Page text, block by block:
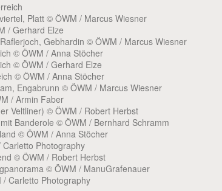
Platt © ÖWM / Marcus Wiesner
/ Gerhard Elze
Gebhardin © ÖWM / Marcus Wiesner
© ÖWM / Anna Stöcher
© ÖWM / Gerhard Elze
© ÖWM / Anna Stöcher
Engabrunn © ÖWM / Marcus Wiesner
/ Armin Faber
Veltliner) © ÖWM / Robert Herbst
Banderole © ÖWM / Bernhard Schramm
© ÖWM / Anna Stöcher
Photography
© ÖWM / Robert Herbst
© ÖWM / ManuGrafenauer
Carletto Photography